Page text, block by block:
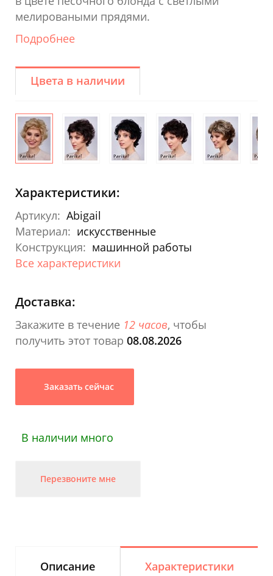
мелироваными прядями.
Подробнее
Цвета в наличии
Характеристики:
Артикул: Abigail
Материал: искусственные
Конструкция: машинной работы
Все характеристики
Доставка:
Закажите в течение 12 часов, чтобы
получить этот товар 08.08.2026
Заказать сейчас
В наличии много
Перезвоните мне
Описание Характеристики